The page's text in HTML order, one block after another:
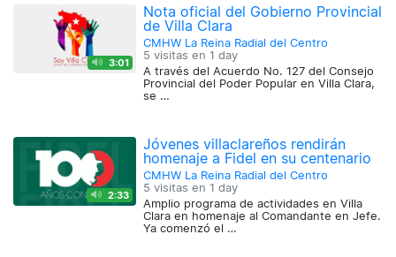
3:01
Nota oficial del Gobierno Provincial
de Villa Clara
CMHW La Reina Radial del Centro
5 visitas en 1 day
A través del Acuerdo No. 127 del Consejo
Provincial del Poder Popular en Villa Clara,
se …
2:33
Jóvenes villaclareños rendirán
homenaje a Fidel en su centenario
CMHW La Reina Radial del Centro
5 visitas en 1 day
Amplio programa de actividades en Villa
Clara en homenaje al Comandante en Jefe.
Ya comenzó el …